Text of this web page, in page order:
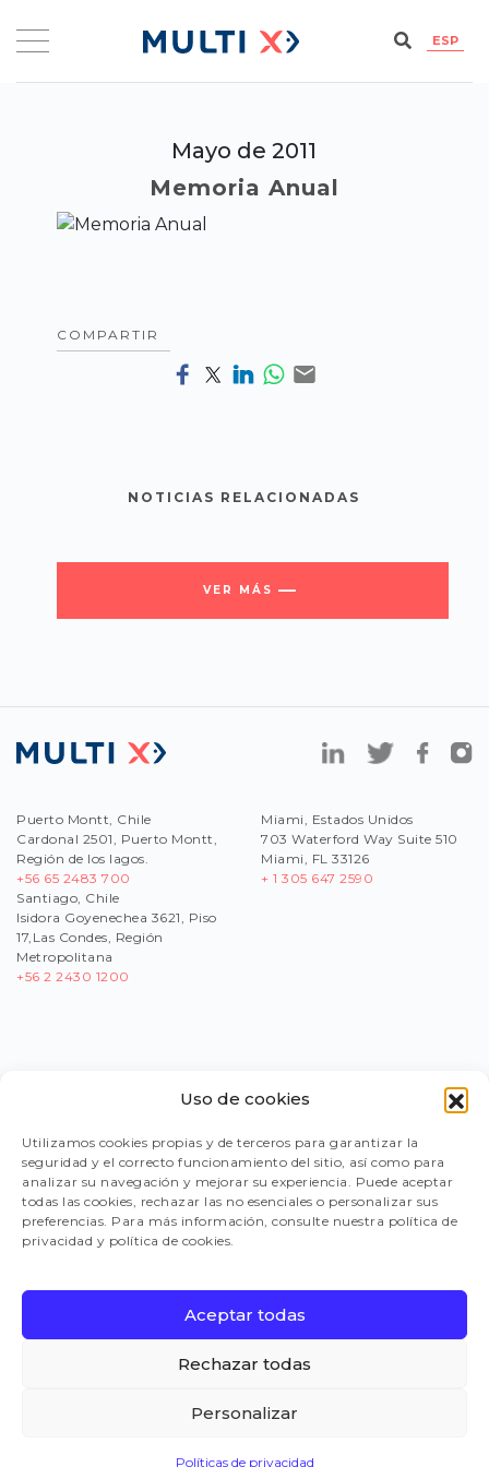
Uso de cookies
Utilizamos cookies propias y de terceros para garantizar la
seguridad y el correcto funcionamiento del sitio, así como para
analizar su navegación y mejorar su experiencia. Puede aceptar
todas las cookies, rechazar las no esenciales o personalizar sus
preferencias. Para más información, consulte nuestra política de
privacidad y política de cookies.
Aceptar todas
Rechazar todas
Personalizar
Políticas de privacidad
ESP
Mayo de 2011
Memoria Anual
COMPARTIR
NOTICIAS RELACIONADAS
VER MÁS
Puerto Montt, Chile
Cardonal 2501, Puerto Montt,
Región de los lagos.
+56 65 2483 700
Santiago, Chile
Isidora Goyenechea 3621, Piso
17,Las Condes, Región
Metropolitana
+56 2 2430 1200
Miami, Estados Unidos
703 Waterford Way Suite 510
Miami, FL 33126
+ 1 305 647 2590
PORTAL PROVEEDORES
LEGISLACIÓN
CANAL DE DENUNCIAS